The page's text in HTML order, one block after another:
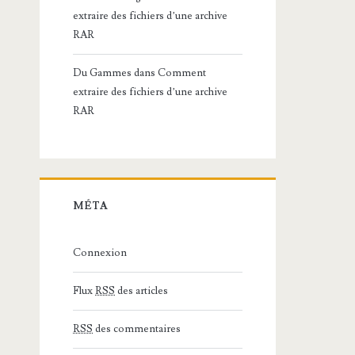
extraire des fichiers d’une archive
RAR
Du Gammes dansComment
extraire des fichiers d’une archive
RAR
MÉTA
Connexion
FluxRSS des articles
RSS des commentaires